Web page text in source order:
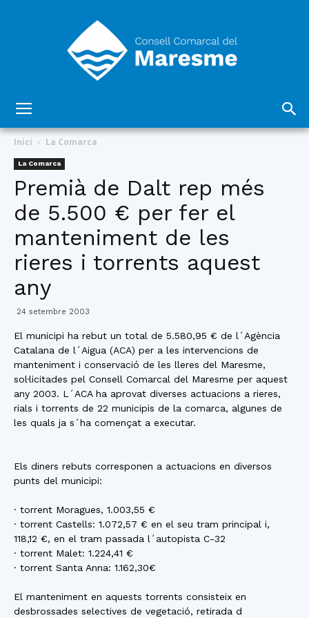
Comarcal
del
Inici La Comarca
La Comarca
Premià de Dalt rep més
de 5.500 € per fer el
manteniment de les
rieres i torrents aquest
any
24 setembre 2003
El municipi ha rebut un total de 5.580,95 € de l´Agència
Catalana de l´Aigua (ACA) per a les intervencions de
manteniment i conservació de les lleres del Maresme,
sol·licitades pel Consell Comarcal del Maresme per aquest
any 2003. L´ACA ha aprovat diverses actuacions a rieres,
rials i torrents de 22 municipis de la comarca, algunes de
les quals ja s´ha començat a executar.
Els diners rebuts corresponen a actuacions en diversos
punts del municipi:
· torrent Moragues, 1.003,55 €
· torrent Castells: 1.072,57 € en el seu tram principal i,
118,12 €, en el tram passada l´autopista C-32
· torrent Malet: 1.224,41 €
· torrent Santa Anna: 1.162,30€
El manteniment en aquests torrents consisteix en
desbrossades selectives de vegetació, retirada d